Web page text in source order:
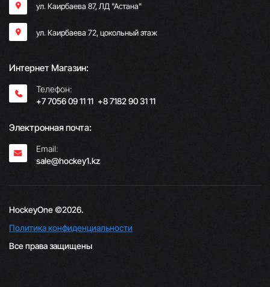
ул. Каирбаева 87, ЛД "Астана"
ул. Каирбаева 72, цокольный этаж
Интернет Магазин:
Телефон:
+7 7056 09 11 11; +8 7182 90 31 11
Электронная почта:
Email:
sale@hockey1.kz
HockeyOne ©2026.
Политика конфиденциальности
Все права защищены